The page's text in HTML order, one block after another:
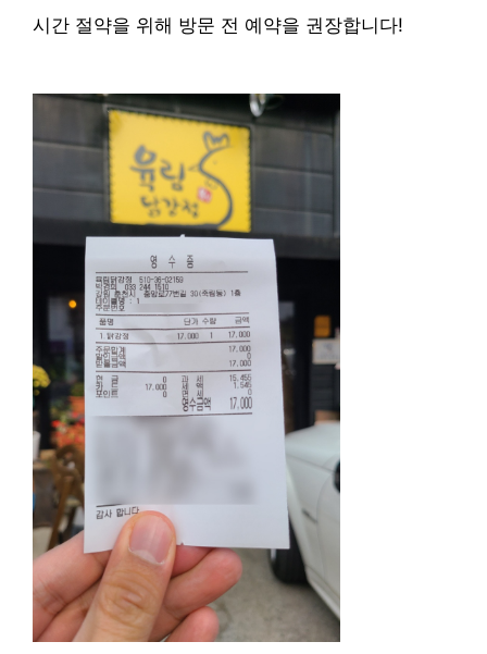
시간 절약을 위해 방문 전 예약을 권장합니다!